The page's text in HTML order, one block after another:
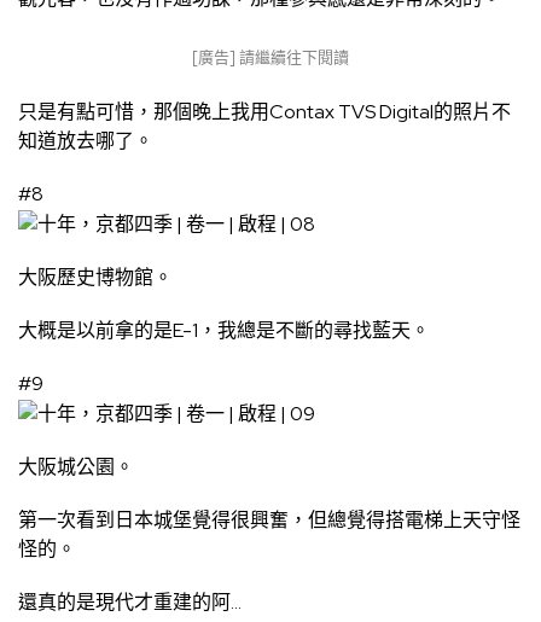
[廣告] 請繼續往下閱讀
只是有點可惜，那個晚上我用Contax TVS Digital的照片不
知道放去哪了。
#8
大阪歷史博物館。
大概是以前拿的是E-1，我總是不斷的尋找藍天。
#9
大阪城公園。
第一次看到日本城堡覺得很興奮，但總覺得搭電梯上天守怪
怪的。
還真的是現代才重建的阿…